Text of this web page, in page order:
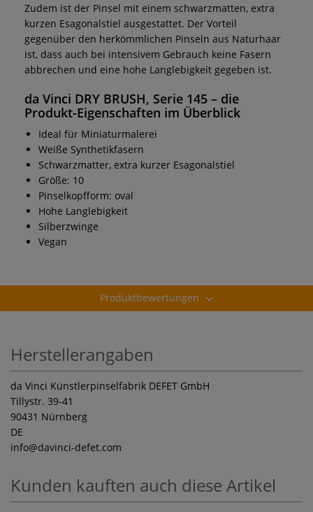
Zudem ist der Pinsel mit einem schwarzmatten, extra
kurzen Esagonalstiel ausgestattet. Der Vorteil
gegenüber den herkömmlichen Pinseln aus Naturhaar
ist, dass auch bei intensivem Gebrauch keine Fasern
abbrechen und eine hohe Langlebigkeit gegeben ist.
da Vinci DRY BRUSH, Serie 145 – die
Produkt-Eigenschaften im Überblick
Ideal für Miniaturmalerei
Weiße Synthetikfasern
Schwarzmatter, extra kurzer Esagonalstiel
Größe: 10
Pinselkopfform: oval
Hohe Langlebigkeit
Silberzwinge
Vegan
Produktbewertungen
Herstellerangaben
da Vinci Künstlerpinselfabrik DEFET GmbH
Tillystr. 39-41
90431 Nürnberg
DE
info@davinci-defet.com
Kunden kauften auch diese Artikel